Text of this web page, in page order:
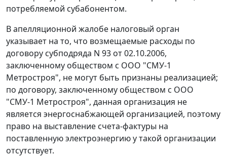
потребляемой субабонентом.
В апелляционной жалобе налоговый орган
указывает на то, что возмещаемые расходы по
договору субподряда N 93 от 02.10.2006,
заключенному обществом с ООО "СМУ-1
Метростроя", не могут быть признаны реализацией;
по договору, заключенному обществом с ООО
"СМУ-1 Метростроя", данная организация не
является энергоснабжающей организацией, поэтому
право на выставление счета-фактуры на
поставленную электроэнергию у такой организации
отсутствует.